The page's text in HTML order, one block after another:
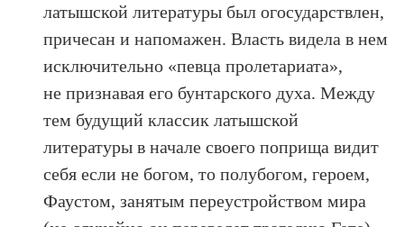
латышской литературы был огосударствлен,
причесан и напомажен. Власть видела в нем
исключительно «певца пролетариата»,
не признавая его бунтарского духа. Между
тем будущий классик латышской
литературы в начале своего поприща видит
себя если не богом, то полубогом, героем,
Фаустом, занятым переустройством мира